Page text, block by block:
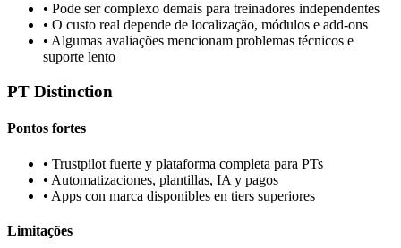
• Pode ser complexo demais para treinadores independentes
• O custo real depende de localização, módulos e add-ons
• Algumas avaliações mencionam problemas técnicos e
suporte lento
PT Distinction
Pontos fortes
• Trustpilot fuerte y plataforma completa para PTs
• Automatizaciones, plantillas, IA y pagos
• Apps con marca disponibles en tiers superiores
Limitações